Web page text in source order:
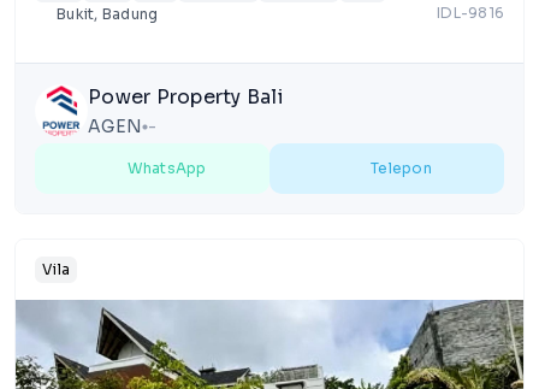
Bukit, Badung IDL-9816
Power Property Bali
AGEN lens -
WhatsApp Telepon
Vila